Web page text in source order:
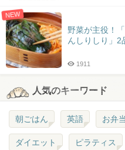
NEW
野菜が主役！
んしりしり」2
1911
人気のキーワード
朝ごはん 英語 お弁当
ダイエット ピラティス